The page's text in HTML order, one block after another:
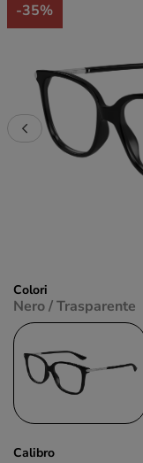
-35%
Colori
Nero / Trasparente
Calibro